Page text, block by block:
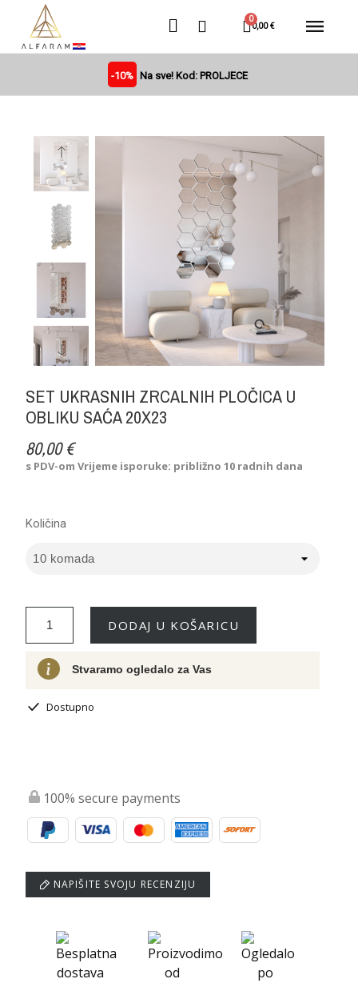
0,00 €
-10% Na sve! Kod: PROLJECE
SET UKRASNIH ZRCALNIH PLOČICA U
OBLIKU SAĆA 20X23
80,00 €
s PDV-omVrijeme isporuke: približno 10 radnih dana
Količina
DODAJ U KOŠARICU
Stvaramo ogledalo za Vas
Dostupno
100% secure payments
NAPIŠITE SVOJU RECENZIJU